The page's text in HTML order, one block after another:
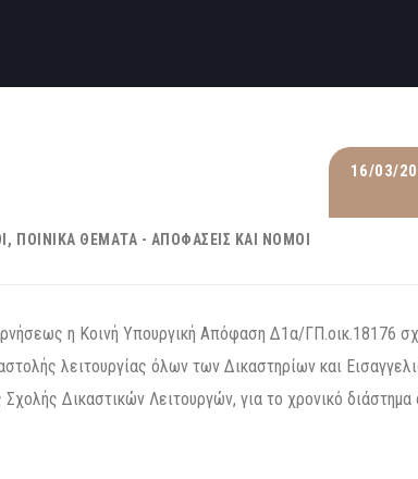
16/03/
ΠΟΙΝΙΚΆ ΘΈΜΑΤΑ - ΑΠΟΦΆΣΕΙΣ ΚΑΙ ΝΌΜΟΙ
η Κοινή Υπουργική Απόφαση Δ1α/ΓΠ.οικ.18176
λειτουργίας όλων των Δικαστηρίων και
Δικαστικών Λειτουργών, για το χρονικό διάστημα